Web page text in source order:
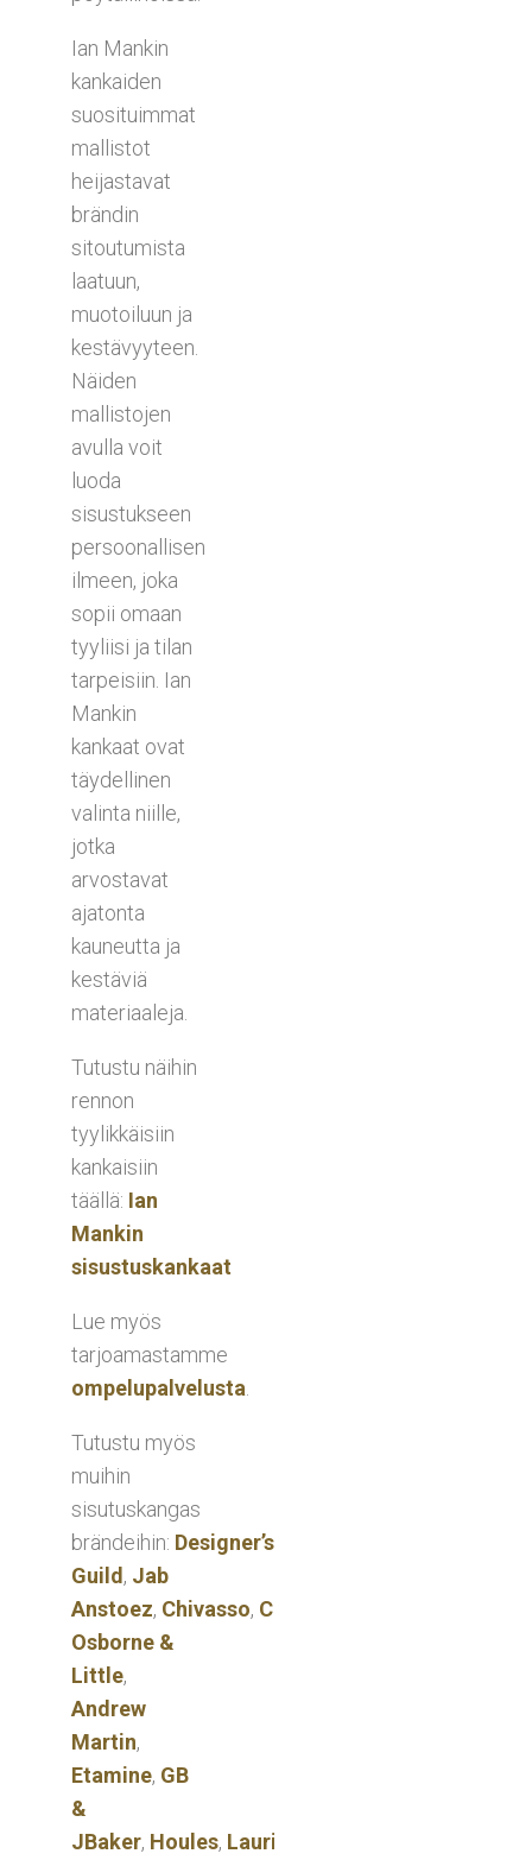
Ian Mankin
kankaiden
suosituimmat
mallistot
heijastavat
brändin
sitoutumista
laatuun,
muotoiluun ja
kestävyyteen.
Näiden
mallistojen
avulla voit
luoda
sisustukseen
persoonallisen
ilmeen, joka
sopii omaan
tyyliisi ja tilan
tarpeisiin. Ian
Mankin
kankaat ovat
täydellinen
valinta niille,
jotka
arvostavat
ajatonta
kauneutta ja
kestäviä
materiaaleja.
Tutustu näihin
rennon
tyylikkäisiin
kankaisiin
täällä: Ian
Mankin
sisustuskankaat
Lue myös
tarjoamastamme
ompelupalvelusta
Tutustu myös
muihin
sisutuskangas
brändeihin: Designer’s
Guild, Jab
Anstoez, Chivasso, Carlucci
Osborne &
Little,
Andrew
Martin,
Etamine, GB
&
JBaker, Houles, Lauritzon’s